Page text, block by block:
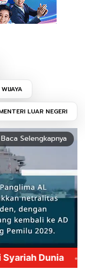
LUAR NEGERI
Baca Selengkapnya